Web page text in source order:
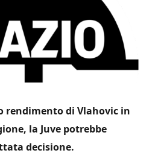
rendimento di Vlahovic in
la Juve potrebbe
decisione.